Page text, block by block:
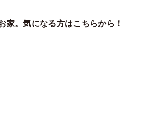
家。気になる方はこちらから！